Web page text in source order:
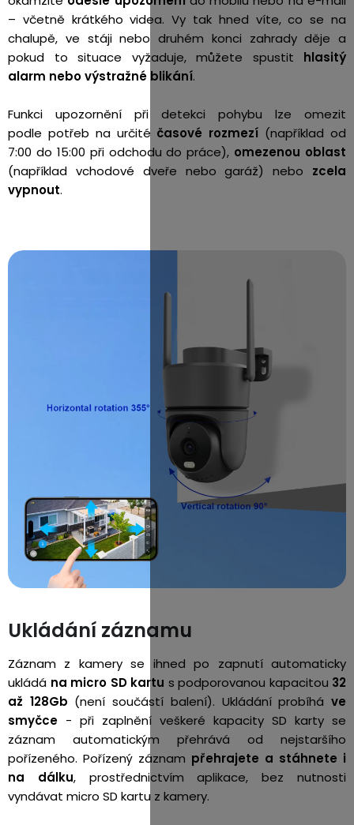
– včetně krátkého videa. Vy tak hned víte, co se na
chalupě, ve stáji nebo druhém konci zahrady děje a
pokud to situace vyžaduje, můžete spustit hlasitý
alarm nebo výstražné blikání.
Funkci upozornění při detekci pohybu lze omezit
podle potřeb na určité časové rozmezí (například od
7:00 do 15:00 při odchodu do práce), omezenou oblast
(například vchodové dveře nebo garáž) nebo zcela
vypnout.
Ukládání záznamu
Záznam z kamery se ihned po zapnutí automaticky
ukládá na micro SD kartu s podporovanou kapacitou 32
až 128Gb (není součástí balení). Ukládání probíháve
smyčce - při zaplnění veškeré kapacity SD karty se
záznam automatickým přehrává od nejstaršího
pořízeného. Pořízený záznam přehrajete a stáhnete i
na dálku, prostřednictvím aplikace, bez nutnosti
vyndávat micro SD kartu z kamery.